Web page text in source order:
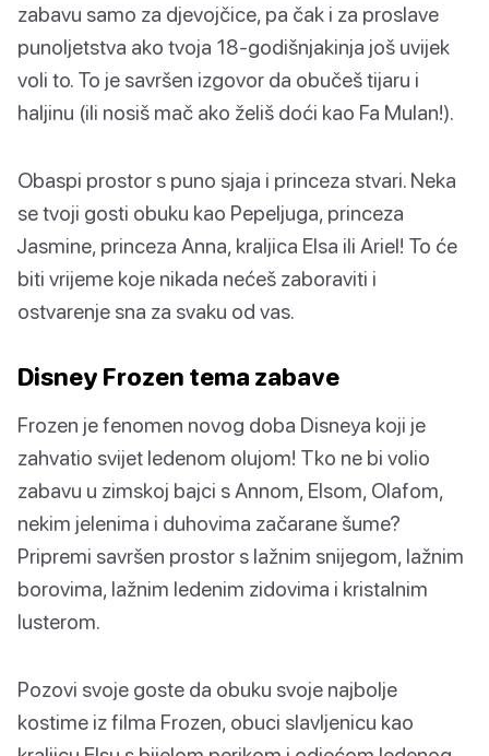
zabavu samo za djevojčice, pa čak i za proslave
punoljetstva ako tvoja 18-godišnjakinja još uvijek
voli to. To je savršen izgovor da obučeš tijaru i
haljinu (ili nosiš mač ako želiš doći kao Fa Mulan!).
Obaspi prostor s puno sjaja i princeza stvari. Neka
se tvoji gosti obuku kao Pepeljuga, princeza
Jasmine, princeza Anna, kraljica Elsa ili Ariel! To će
biti vrijeme koje nikada nećeš zaboraviti i
ostvarenje sna za svaku od vas.
Disney Frozen tema zabave
Frozen je fenomen novog doba Disneya koji je
zahvatio svijet ledenom olujom! Tko ne bi volio
zabavu u zimskoj bajci s Annom, Elsom, Olafom,
nekim jelenima i duhovima začarane šume?
Pripremi savršen prostor s lažnim snijegom, lažnim
borovima, lažnim ledenim zidovima i kristalnim
lusterom.
Pozovi svoje goste da obuku svoje najbolje
kostime iz filma Frozen, obuci slavljenicu kao